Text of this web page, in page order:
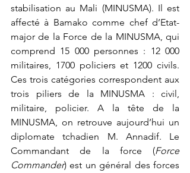
stabilisation au Mali (MINUSMA). Il est
affecté à Bamako comme chef d’Etat-
major de la Force de la MINUSMA, qui
comprend 15 000 personnes : 12 000
militaires, 1700 policiers et 1200 civils.
Ces trois catégories correspondent aux
trois piliers de la MINUSMA : civil,
militaire, policier. A la tête de la
MINUSMA, on retrouve aujourd’hui un
diplomate tchadien M. Annadif. Le
Commandant de la force (Force
Commander) est un général des forces